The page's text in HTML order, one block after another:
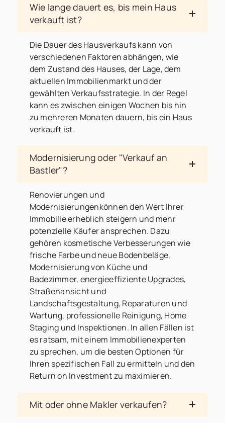
Wie lange dauert es, bis mein Haus
verkauft ist?
Die Dauer des Hausverkaufs kann von
verschiedenen Faktoren abhängen, wie
dem Zustand des Hauses, der Lage, dem
aktuellen Immobilienmarkt und der
gewählten Verkaufsstrategie. In der Regel
kann es zwischen einigen Wochen bis hin
zu mehreren Monaten dauern, bis ein Haus
verkauft ist.
Modernisierung oder "Verkauf an
Bastler"?
Renovierungen und
Modernisierungenkönnen den Wert Ihrer
Immobilie erheblich steigern und mehr
potenzielle Käufer ansprechen. Dazu
gehören kosmetische Verbesserungen wie
frische Farbe und neue Bodenbeläge,
Modernisierung von Küche und
Badezimmer, energieeffiziente Upgrades,
Straßenansicht und
Landschaftsgestaltung, Reparaturen und
Wartung, professionelle Reinigung, Home
Staging und Inspektionen. In allen Fällen ist
es ratsam, mit einem Immobilienexperten
zu sprechen, um die besten Optionen für
Ihren spezifischen Fall zu ermitteln und den
Return on Investment zu maximieren.
Mit oder ohne Makler verkaufen?